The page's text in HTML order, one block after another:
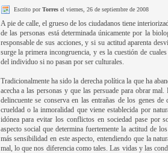
Escrito porTorresel viernes, 26 de septiembre de 2008
A pie de calle, el grueso de los ciudadanos tiene
de las personas está determinada únicamente por la
responsable de sus acciones, y si su actitud aparenta
surge la primera incongruencia, y es la cuestión de
del individuo si no pasan por ser culturales.
Tradicionalmente ha sido la derecha política la que ha
acecha a las personas y que las persuade para obrar
delincuente se conserva en las entrañas de los genes
crueldad o la inmoralidad que viene establecida por
idónea para evitar los conflictos en sociedad pase por
aspecto social que determina fuertemente la actitud de
más sensibilidad en este aspecto, entendiendo que la
mal, lo que nos diferencia como tales. Las vidas y las